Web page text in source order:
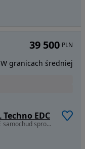
EDC
1598 cm3 • 160 KM • 1 WŁASCICIEL W POLSCE samochud sprowadzny 09.2020
39 500 PLN
W granicach średniej